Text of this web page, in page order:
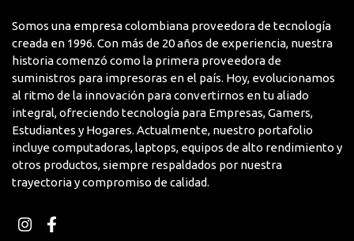
Somos una empresa colombiana proveedora de tecnología
creada en 1996. Con más de 20 años de experiencia, nuestra
historia comenzó como la primera proveedora de
suministros para impresoras en el país. Hoy, evolucionamos
al ritmo de la innovación para convertirnos en tu aliado
integral, ofreciendo tecnología para Empresas, Gamers,
Estudiantes y Hogares. Actualmente, nuestro portafolio
incluye computadoras, laptops, equipos de alto rendimiento y
otros productos, siempre respaldados por nuestra
trayectoria y compromiso de calidad.